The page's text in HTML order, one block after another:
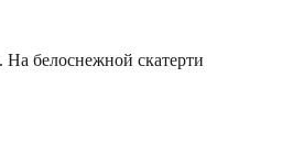
белоснежной скатерти